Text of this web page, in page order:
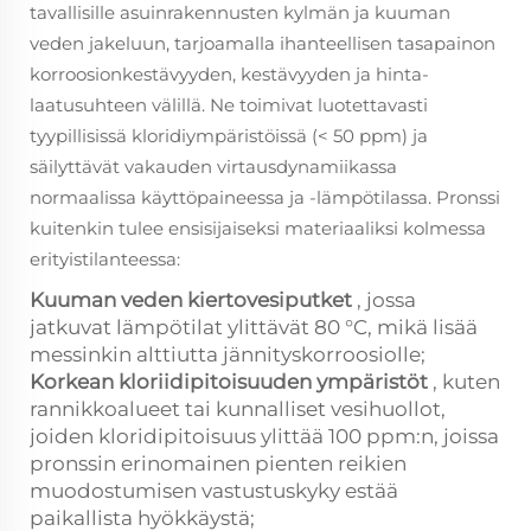
tavallisille asuinrakennusten kylmän ja kuuman
veden jakeluun, tarjoamalla ihanteellisen tasapainon
korroosionkestävyyden, kestävyyden ja hinta-
laatusuhteen välillä. Ne toimivat luotettavasti
tyypillisissä kloridiympäristöissä (< 50 ppm) ja
säilyttävät vakauden virtausdynamiikassa
normaalissa käyttöpaineessa ja -lämpötilassa. Pronssi
kuitenkin tulee ensisijaiseksi materiaaliksi kolmessa
erityistilanteessa:
Kuuman veden kiertovesiputket , jossa
jatkuvat lämpötilat ylittävät 80 °C, mikä lisää
messinkin alttiutta jännityskorroosiolle;
Korkean kloriidipitoisuuden ympäristöt , kuten
rannikkoalueet tai kunnalliset vesihuollot,
joiden kloridipitoisuus ylittää 100 ppm:n, joissa
pronssin erinomainen pienten reikien
muodostumisen vastustuskyky estää
paikallista hyökkäystä;